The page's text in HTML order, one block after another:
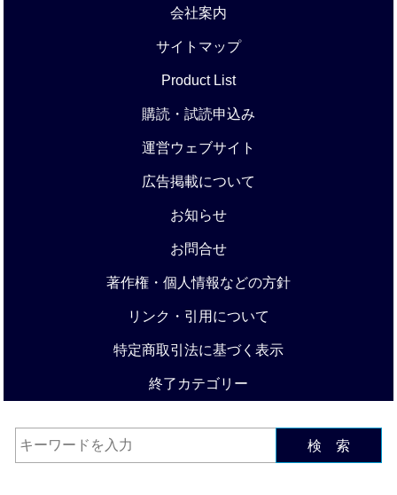
会社案内
サイトマップ
Product List
購読・試読申込み
運営ウェブサイト
広告掲載について
お知らせ
お問合せ
著作権・個人情報などの方針
リンク・引用について
特定商取引法に基づく表示
終了カテゴリー
検 索